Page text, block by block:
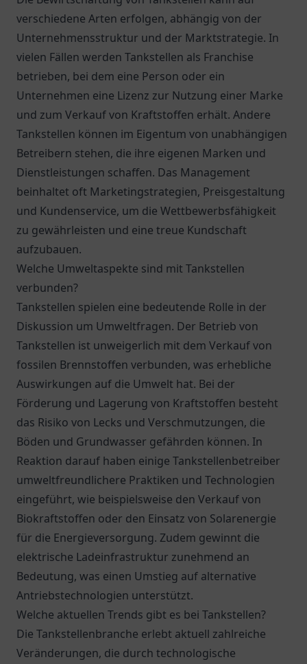
verschiedene Arten erfolgen, abhängig von der
Unternehmensstruktur und der Marktstrategie. In
vielen Fällen werden Tankstellen als Franchise
betrieben, bei dem eine Person oder ein
Unternehmen eine Lizenz zur Nutzung einer Marke
und zum Verkauf von Kraftstoffen erhält. Andere
Tankstellen können im Eigentum von unabhängigen
Betreibern stehen, die ihre eigenen Marken und
Dienstleistungen schaffen. Das Management
beinhaltet oft Marketingstrategien, Preisgestaltung
und Kundenservice, um die Wettbewerbsfähigkeit
zu gewährleisten und eine treue Kundschaft
aufzubauen.
Welche Umweltaspekte sind mit Tankstellen
verbunden?
Tankstellen spielen eine bedeutende Rolle in der
Diskussion um Umweltfragen. Der Betrieb von
Tankstellen ist unweigerlich mit dem Verkauf von
fossilen Brennstoffen verbunden, was erhebliche
Auswirkungen auf die Umwelt hat. Bei der
Förderung und Lagerung von Kraftstoffen besteht
das Risiko von Lecks und Verschmutzungen, die
Böden und Grundwasser gefährden können. In
Reaktion darauf haben einige Tankstellenbetreiber
umweltfreundlichere Praktiken und Technologien
eingeführt, wie beispielsweise den Verkauf von
Biokraftstoffen oder den Einsatz von Solarenergie
für die Energieversorgung. Zudem gewinnt die
elektrische Ladeinfrastruktur zunehmend an
Bedeutung, was einen Umstieg auf alternative
Antriebstechnologien unterstützt.
Welche aktuellen Trends gibt es bei Tankstellen?
Die Tankstellenbranche erlebt aktuell zahlreiche
Veränderungen, die durch technologische